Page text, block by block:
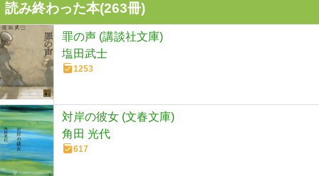
読み終わった本(263冊)
罪の声 (講談社文庫)
塩田武士
1253
対岸の彼女 (文春文庫)
角田 光代
617